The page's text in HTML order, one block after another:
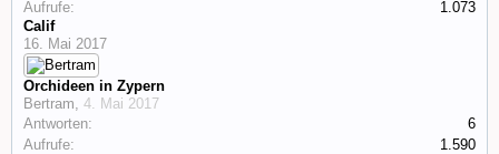
Aufrufe:
1.073
Calif
16. Mai 2017
Orchideen in Zypern
Bertram, 4. Mai 2017
Antworten:
6
Aufrufe:
1.590